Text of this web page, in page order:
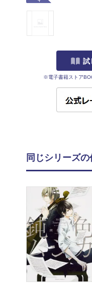
試
※電子書籍ストア
同じシリーズの